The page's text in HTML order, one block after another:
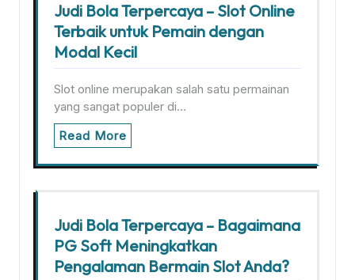
Judi Bola Terpercaya – Slot Online
Terbaik untuk Pemain dengan
Modal Kecil
Slot online merupakan salah satu permainan
yang sangat populer di…
Read More
Judi Bola Terpercaya – Bagaimana
PG Soft Meningkatkan
Pengalaman Bermain Slot Anda?